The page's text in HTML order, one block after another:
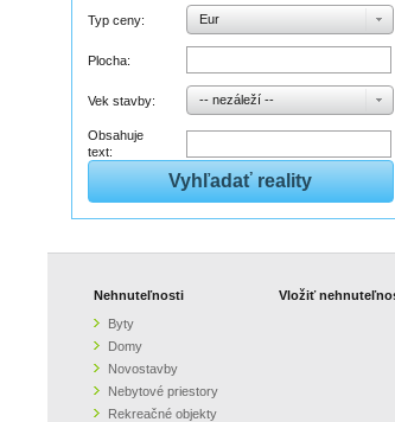
Typ ceny: Eur
Plocha:
Vek stavby: -- nezáleží --
Obsahuje
text:
Nehnuteľnosti
Byty
Domy
Novostavby
Nebytové priestory
Rekreačné objekty
Vložiť